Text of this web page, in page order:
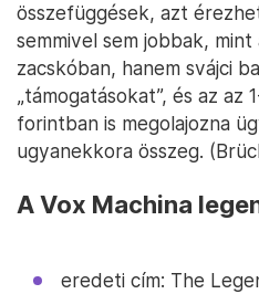
összefüggések, azt
semmivel sem jobbak,
zacskóban, hanem svájci
„támogatásokat”, és az az
forintban is megolajozna
ugyanekkora összeg.
A Vox Machina
eredeti cím: The